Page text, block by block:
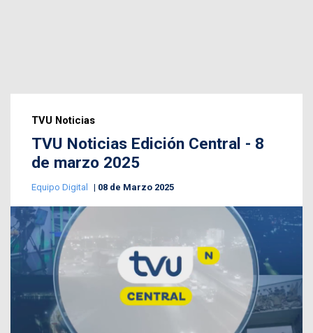
TVU Noticias
TVU Noticias Edición Central - 8
de marzo 2025
Equipo Digital 08 de Marzo 2025